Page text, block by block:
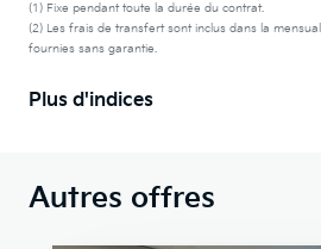
(1) Fixe pendant toute la durée du contrat.
(2) Les frais de transfert sont inclus dans la
fournies sans garantie.
Plus d'indices
Autres offres